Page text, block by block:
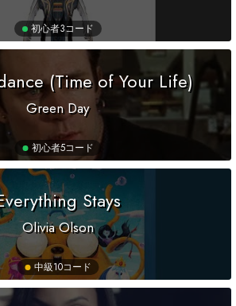
初心者3コード
(Time of Your Life)
Green Day
初心者5コード
Stays
Olivia Olson
中級10コード